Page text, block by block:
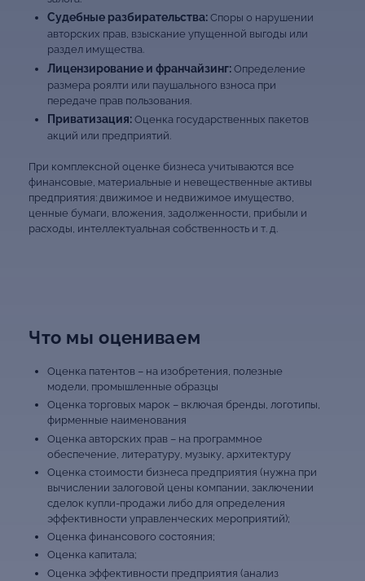
Судебные разбирательства:Споры о нарушении
авторских прав, взыскание упущенной выгоды или
раздел имущества.
Лицензирование и франчайзинг:Определение
размера роялти или паушального взноса при
передаче прав пользования.
Приватизация:Оценка государственных пакетов
акций или предприятий.
При комплексной оценке бизнеса учитываются все
финансовые, материальные и невещественные активы
предприятия: движимое и недвижимое имущество,
ценные бумаги, вложения, задолженности, прибыли и
расходы, интеллектуальная собственность и т. д.
Что мы оцениваем
Оценка патентов – на изобретения, полезные
модели, промышленные образцы
Оценка торговых марок – включая бренды, логотипы,
фирменные наименования
Оценка авторских прав – на программное
обеспечение, литературу, музыку, архитектуру
Оценка стоимости бизнеса предприятия (нужна при
вычислении залоговой цены компании, заключении
сделок купли-продажи либо для определения
эффективности управленческих мероприятий);
Оценка финансового состояния;
Оценка капитала;
Оценка эффективности предприятия (анализ